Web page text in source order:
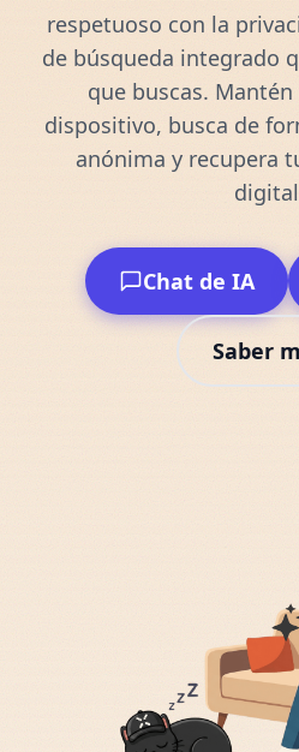
respetuoso con la
de búsqueda integrado
que buscas.
dispositivo, busca de
anónima y recupera
Chat de IA
Saber